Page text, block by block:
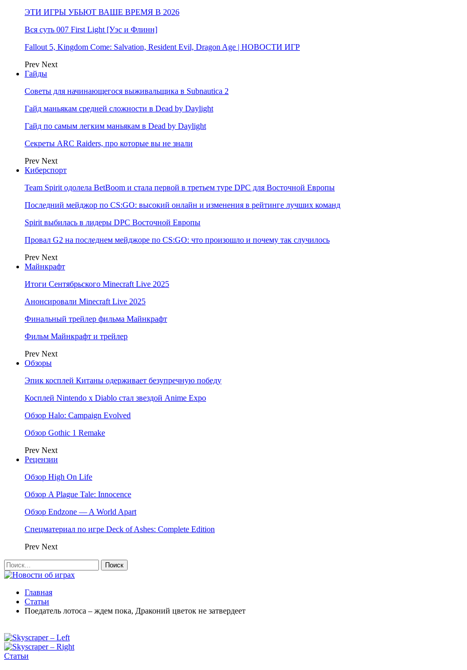
ЭТИ ИГРЫ УБЬЮТ ВАШЕ ВРЕМЯ В 2026
Вся суть 007 First Light [Уэс и Флинн]
Fallout 5, Kingdom Come: Salvation, Resident Evil, Dragon Age | НОВОСТИ ИГР
Prev Next
Гайды
Советы для начинающегося выживальщика в Subnautica 2
Гайд маньякам средней сложности в Dead by Daylight
Гайд по самым легким маньякам в Dead by Daylight
Секреты ARC Raiders, про которые вы не знали
Prev Next
Киберспорт
Team Spirit одолела BetBoom и стала первой в третьем туре DPC для Восточной Европы
Последний мейджор по CS:GO: высокий онлайн и изменения в рейтинге лучших команд
Spirit выбилась в лидеры DPC Восточной Европы
Провал G2 на последнем мейджоре по CS:GO: что произошло и почему так случилось
Prev Next
Майнкрафт
Итоги Сентябрьского Minecraft Live 2025
Анонсировали Minecraft Live 2025
Финальный трейлер фильма Майнкрафт
Фильм Майнкрафт и трейлер
Prev Next
Обзоры
Эпик косплей Китаны одерживает безупречную победу
Косплей Nintendo x Diablo стал звездой Anime Expo
Обзор Halo: Campaign Evolved
Обзор Gothic 1 Remake
Prev Next
Рецензии
Обзор High On Life
Обзор A Plague Tale: Innocence
Обзор Endzone — A World Apart
Спецматериал по игре Deck of Ashes: Complete Edition
Prev Next
Главная
Статьи
Поедатель лотоса – ждем пока, Драконий цветок не затвердеет
Статьи